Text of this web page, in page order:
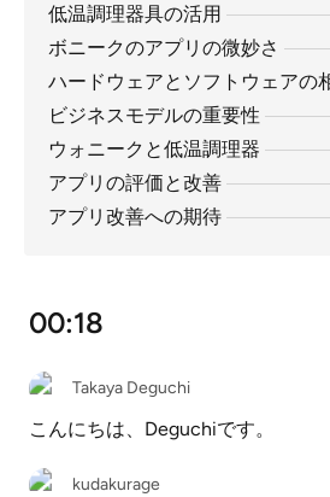
低温調理器具の活用
ボニークのアプリの微妙さ
ハードウェアとソフトウェアの
ビジネスモデルの重要性
ウォニークと低温調理器
アプリの評価と改善
アプリ改善への期待
00:18
Takaya Deguchi
こんにちは、Deguchiです。
kudakurage